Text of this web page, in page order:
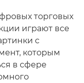
торговых
играют все
с
которым
в сфере